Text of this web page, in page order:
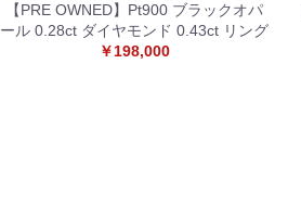
【PRE OWNED】Pt900 ブラックオパ
ール 0.28ct ダイヤモンド 0.43ct リング
￥198,000